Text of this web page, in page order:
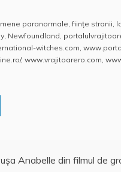
paranormale,fiinţe stranii,
, Newfoundland,
witches.com,
, www.vrajitoarero.com,
Anabelle din filmul de